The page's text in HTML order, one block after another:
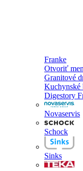
Franke
Otvoriť
Granitové
Kuchynské
Digestory
Novaservis
Schock
Sinks